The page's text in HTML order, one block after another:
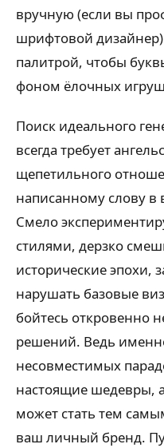
вручную (если вы
шрифтовой
палитрой, чтобы
фоном ёлочных
Поиск идеального
всегда требует
щепетильного
написанному слову в
Смело
стилями, дерзко
исторические эпохи,
нарушать базовые
бойтесь откровенно
решений. Ведь
несовместимых
настоящие шедевры,
может стать тем
ваш личный бренд.